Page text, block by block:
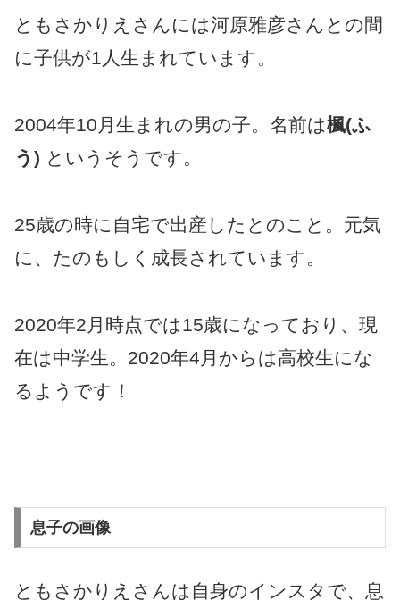
ともさかりえさんには河原雅彦さんとの間
に子供が1人生まれています。
2004年10月生まれの男の子。名前は楓(ふ
う) というそうです。
25歳の時に自宅で出産したとのこと。元気
に、たのもしく成長されています。
2020年2月時点では15歳になっており、現
在は中学生。2020年4月からは高校生にな
るようです！
息子の画像
ともさかりえさんは自身のインスタで、息